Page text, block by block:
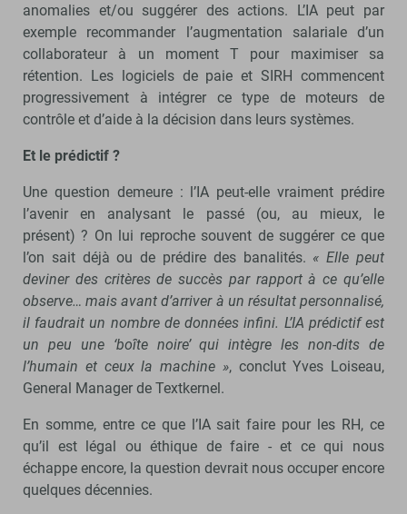
anomalies et/ou suggérer des actions. L’IA peut par
exemple recommander l’augmentation salariale d’un
collaborateur à un moment T pour maximiser sa
rétention. Les logiciels de paie et SIRH commencent
progressivement à intégrer ce type de moteurs de
contrôle et d’aide à la décision dans leurs systèmes.
Et le prédictif ?
Une question demeure : l’IA peut-elle vraiment prédire
l’avenir en analysant le passé (ou, au mieux, le
présent) ? On lui reproche souvent de suggérer ce que
l’on sait déjà ou de prédire des banalités. « Elle peut
deviner des critères de succès par rapport à ce qu’elle
observe… mais avant d’arriver à un résultat personnalisé,
il faudrait un nombre de données infini. L’IA prédictif est
un peu une ‘boîte noire’ qui intègre les non-dits de
l’humain et ceux la machine », conclut Yves Loiseau,
General Manager de Textkernel.
En somme, entre ce que l’IA sait faire pour les RH, ce
qu’il est légal ou éthique de faire - et ce qui nous
échappe encore, la question devrait nous occuper encore
quelques décennies.